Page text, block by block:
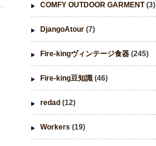
COMFY OUTDOOR GARMENT(3)
DjangoAtour (7)
Fire-kingヴィンテージ食器 (245)
Fire-king豆知識 (46)
redad (12)
Workers (19)